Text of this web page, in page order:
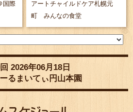
国際
アートチャイルドケア札幌元
町 みんなの食堂
2026年06月18日
るまいてぃ円山本園